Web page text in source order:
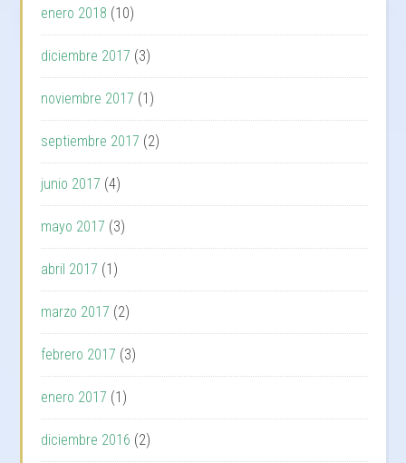
enero 2018 (10)
diciembre 2017 (3)
noviembre 2017 (1)
septiembre 2017 (2)
junio 2017 (4)
mayo 2017 (3)
abril 2017 (1)
marzo 2017 (2)
febrero 2017 (3)
enero 2017 (1)
diciembre 2016 (2)